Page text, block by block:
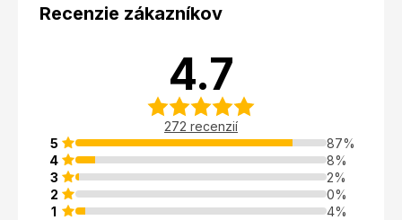
Recenzie zákazníkov
4.7
272 recenzií
5
87%
4
8%
3
2%
2
0%
1
4%